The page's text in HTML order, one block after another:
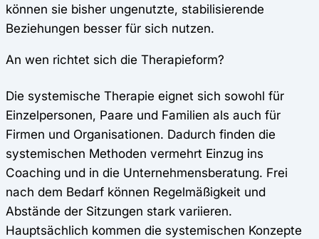
können sie bisher ungenutzte, stabilisierende
Beziehungen besser für sich nutzen.
An wen richtet sich die Therapieform?
Die systemische Therapie eignet sich sowohl für
Einzelpersonen, Paare und Familien als auch für
Firmen und Organisationen. Dadurch finden die
systemischen Methoden vermehrt Einzug ins
Coaching und in die Unternehmensberatung. Frei
nach dem Bedarf können Regelmäßigkeit und
Abstände der Sitzungen stark variieren.
Hauptsächlich kommen die systemischen Konzepte